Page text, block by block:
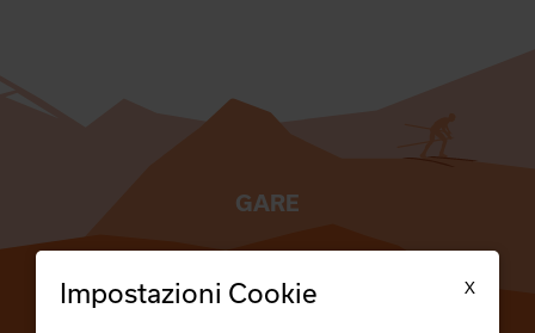
GARE
X
Impostazioni Cookie